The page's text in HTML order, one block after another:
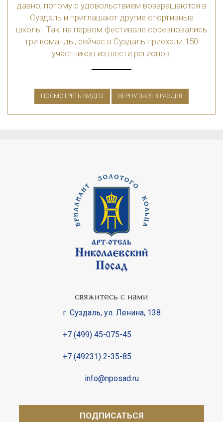
давно, потому с удовольствием возвращаются в
Суздаль и приглашают другие спортивные
школы. Так, на первом фестивале соревновались
три команды, сейчас в Суздаль приехали 150
участников из шести регионов.
ПОСМОТРЕТЬ ВИДЕО ВЕРНУТЬСЯ В РАЗДЕЛ
свяжитесь с нами
г. Суздаль, ул. Ленина, 138
+7 (499) 45-075-45
+7 (49231) 2-35-85
info@nposad.ru
ПОДПИСАТЬСЯ